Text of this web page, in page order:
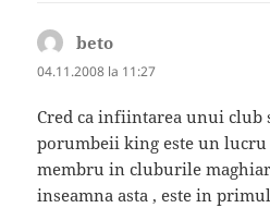
beto
04.11.2008 la 11:27
Cred ca infiintarea unui club
porumbeii king este un
membru in cluburile
inseamna asta , este in